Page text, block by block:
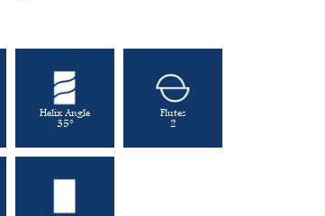
Helix Angle
35°
Flutes
2